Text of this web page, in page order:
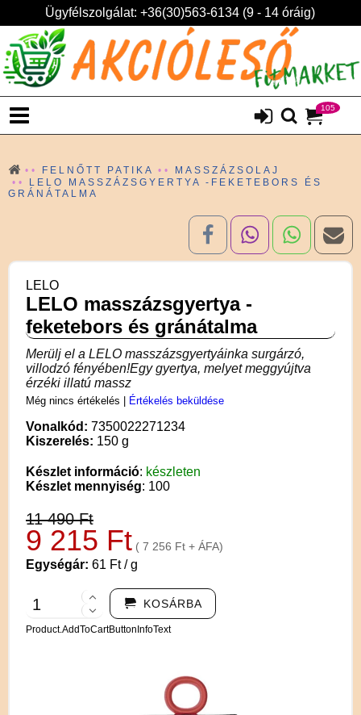
Ügyfélszolgálat: +36(30)563-6134 (9 - 14 óráig)
105
FELNŐTT PATIKA
MASSZÁZSOLAJ
LELO MASSZÁZSGYERTYA -FEKETEBORS ÉS
GRÁNÁTALMA
LELO
LELO masszázsgyertya -
feketebors és gránátalma
Merülj el a LELO masszázsgyertyáinka surgárzó,
villodzó fényében!Egy gyertya, melyet meggyújtva
érzéki illatú massz
Még nincs értékelés Értékelés beküldése
Vonalkód: 7350022271234
Kiszerelés: 150 g
Készlet információ: készleten
Készlet mennyiség: 100
11 490 Ft
9 215 Ft ( 7 256 Ft + ÁFA)
Egységár: 61 Ft / g
KOSÁRBA
Product.AddToCartButtonInfoText